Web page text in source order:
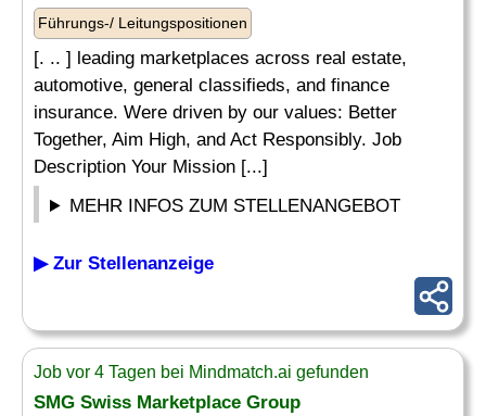
Führungs-/ Leitungspositionen
[. .. ] leading marketplaces across real estate,
automotive, general classifieds, and finance
insurance. Were driven by our values: Better
Together, Aim High, and Act Responsibly. Job
Description Your Mission [...]
MEHR INFOS ZUM STELLENANGEBOT
▶ Zur Stellenanzeige
Job vor 4 Tagen bei Mindmatch.ai gefunden
SMG Swiss Marketplace Group